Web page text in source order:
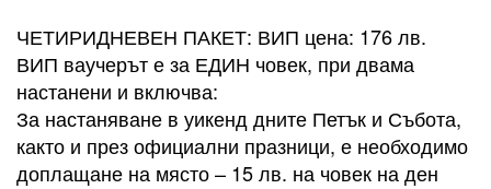
ЧЕТИРИДНЕВЕН ПАКЕТ: ВИП цена: 176 лв.
ВИП ваучерът е за ЕДИН човек, при двама
настанени и включва:
За настаняване в уикенд дните Петък и Събота,
както и през официални празници, е необходимо
доплащане на място – 15 лв. на човек на ден